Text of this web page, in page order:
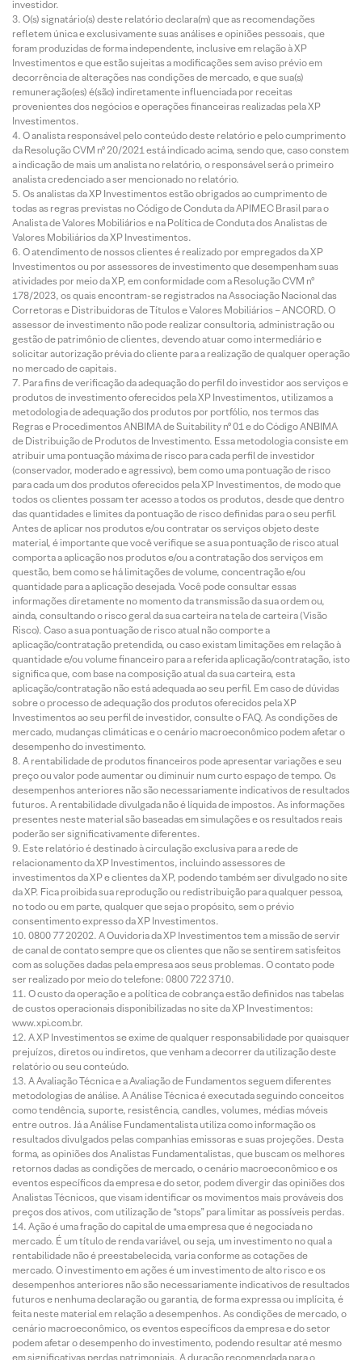
investidor.
O(s) signatário(s) deste relatório declara(m) que as recomendações
refletem única e exclusivamente suas análises e opiniões pessoais, que
foram produzidas de forma independente, inclusive em relação à XP
Investimentos e que estão sujeitas a modificações sem aviso prévio em
decorrência de alterações nas condições de mercado, e que sua(s)
remuneração(es) é(são) indiretamente influenciada por receitas
provenientes dos negócios e operações financeiras realizadas pela XP
Investimentos.
O analista responsável pelo conteúdo deste relatório e pelo cumprimento
da Resolução CVM nº 20/2021 está indicado acima, sendo que, caso constem
a indicação de mais um analista no relatório, o responsável será o primeiro
analista credenciado a ser mencionado no relatório.
Os analistas da XP Investimentos estão obrigados ao cumprimento de
todas as regras previstas no Código de Conduta da APIMEC Brasil para o
Analista de Valores Mobiliários e na Política de Conduta dos Analistas de
Valores Mobiliários da XP Investimentos.
O atendimento de nossos clientes é realizado por empregados da XP
Investimentos ou por assessores de investimento que desempenham suas
atividades por meio da XP, em conformidade com a Resolução CVM nº
178/2023, os quais encontram-se registrados na Associação Nacional das
Corretoras e Distribuidoras de Títulos e Valores Mobiliários – ANCORD. O
assessor de investimento não pode realizar consultoria, administração ou
gestão de patrimônio de clientes, devendo atuar como intermediário e
solicitar autorização prévia do cliente para a realização de qualquer operação
no mercado de capitais.
Para fins de verificação da adequação do perfil do investidor aos serviços e
produtos de investimento oferecidos pela XP Investimentos, utilizamos a
metodologia de adequação dos produtos por portfólio, nos termos das
Regras e Procedimentos ANBIMA de Suitability nº 01 e do Código ANBIMA
de Distribuição de Produtos de Investimento. Essa metodologia consiste em
atribuir uma pontuação máxima de risco para cada perfil de investidor
(conservador, moderado e agressivo), bem como uma pontuação de risco
para cada um dos produtos oferecidos pela XP Investimentos, de modo que
todos os clientes possam ter acesso a todos os produtos, desde que dentro
das quantidades e limites da pontuação de risco definidas para o seu perfil.
Antes de aplicar nos produtos e/ou contratar os serviços objeto deste
material, é importante que você verifique se a sua pontuação de risco atual
comporta a aplicação nos produtos e/ou a contratação dos serviços em
questão, bem como se há limitações de volume, concentração e/ou
quantidade para a aplicação desejada. Você pode consultar essas
informações diretamente no momento da transmissão da sua ordem ou,
ainda, consultando o risco geral da sua carteira na tela de carteira (Visão
Risco). Caso a sua pontuação de risco atual não comporte a
aplicação/contratação pretendida, ou caso existam limitações em relação à
quantidade e/ou volume financeiro para a referida aplicação/contratação, isto
significa que, com base na composição atual da sua carteira, esta
aplicação/contratação não está adequada ao seu perfil. Em caso de dúvidas
sobre o processo de adequação dos produtos oferecidos pela XP
Investimentos ao seu perfil de investidor, consulte o FAQ. As condições de
mercado, mudanças climáticas e o cenário macroeconômico podem afetar o
desempenho do investimento.
A rentabilidade de produtos financeiros pode apresentar variações e seu
preço ou valor pode aumentar ou diminuir num curto espaço de tempo. Os
desempenhos anteriores não são necessariamente indicativos de resultados
futuros. A rentabilidade divulgada não é líquida de impostos. As informações
presentes neste material são baseadas em simulações e os resultados reais
poderão ser significativamente diferentes.
Este relatório é destinado à circulação exclusiva para a rede de
relacionamento da XP Investimentos, incluindo assessores de
investimentos da XP e clientes da XP, podendo também ser divulgado no site
da XP. Fica proibida sua reprodução ou redistribuição para qualquer pessoa,
no todo ou em parte, qualquer que seja o propósito, sem o prévio
consentimento expresso da XP Investimentos.
0800 77 20202. A Ouvidoria da XP Investimentos tem a missão de servir
de canal de contato sempre que os clientes que não se sentirem satisfeitos
com as soluções dadas pela empresa aos seus problemas. O contato pode
ser realizado por meio do telefone: 0800 722 3710.
O custo da operação e a política de cobrança estão definidos nas tabelas
de custos operacionais disponibilizadas no site da XP Investimentos:
www.xpi.com.br.
A XP Investimentos se exime de qualquer responsabilidade por quaisquer
prejuízos, diretos ou indiretos, que venham a decorrer da utilização deste
relatório ou seu conteúdo.
A Avaliação Técnica e a Avaliação de Fundamentos seguem diferentes
metodologias de análise. A Análise Técnica é executada seguindo conceitos
como tendência, suporte, resistência, candles, volumes, médias móveis
entre outros. Já a Análise Fundamentalista utiliza como informação os
resultados divulgados pelas companhias emissoras e suas projeções. Desta
forma, as opiniões dos Analistas Fundamentalistas, que buscam os melhores
retornos dadas as condições de mercado, o cenário macroeconômico e os
eventos específicos da empresa e do setor, podem divergir das opiniões dos
Analistas Técnicos, que visam identificar os movimentos mais prováveis dos
preços dos ativos, com utilização de “stops” para limitar as possíveis perdas.
Ação é uma fração do capital de uma empresa que é negociada no
mercado. É um título de renda variável, ou seja, um investimento no qual a
rentabilidade não é preestabelecida, varia conforme as cotações de
mercado. O investimento em ações é um investimento de alto risco e os
desempenhos anteriores não são necessariamente indicativos de resultados
futuros e nenhuma declaração ou garantia, de forma expressa ou implícita, é
feita neste material em relação a desempenhos. As condições de mercado, o
cenário macroeconômico, os eventos específicos da empresa e do setor
podem afetar o desempenho do investimento, podendo resultar até mesmo
em significativas perdas patrimoniais. A duração recomendada para o